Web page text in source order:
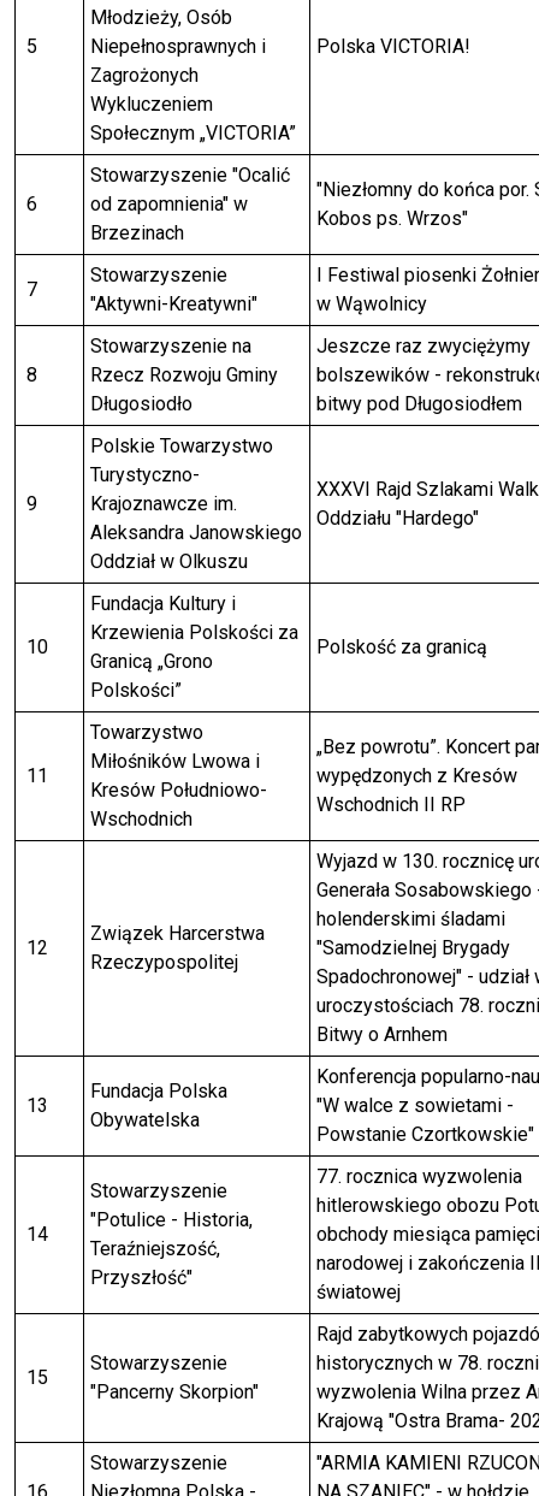
5
Młodzieży, Osób
Niepełnosprawnych i
Zagrożonych
Wykluczeniem
Społecznym „VICTORIA”
Polska VICTORIA!
6
Stowarzyszenie "Ocalić
od zapomnienia" w
Brzezinach
"Niezłomny do końca por.
Kobos ps. Wrzos"
7
Stowarzyszenie
"Aktywni-Kreatywni"
I Festiwal piosenki
w Wąwolnicy
8
Stowarzyszenie na
Rzecz Rozwoju Gminy
Długosiodło
Jeszcze raz zwyciężymy
bolszewików -
bitwy pod Długosiodłem
9
Polskie Towarzystwo
Turystyczno-
Krajoznawcze im.
Aleksandra Janowskiego
Oddział w Olkuszu
XXXVI Rajd Szlakami Walk
Oddziału "Hardego"
10
Fundacja Kultury i
Krzewienia Polskości za
Granicą „Grono
Polskości”
Polskość za granicą
11
Towarzystwo
Miłośników Lwowa i
Kresów Południowo-
Wschodnich
„Bez powrotu”. Koncert
wypędzonych z Kresów
Wschodnich II RP
12
Związek Harcerstwa
Rzeczypospolitej
Wyjazd w 130. rocznicę
Generała Sosabowskiego
holenderskimi śladami
"Samodzielnej Brygady
Spadochronowej" - udział
uroczystościach 78.
Bitwy o Arnhem
13
Fundacja Polska
Obywatelska
Konferencja popularno-
"W walce z sowietami -
Powstanie Czortkowskie"
14
Stowarzyszenie
"Potulice - Historia,
Teraźniejszość,
Przyszłość"
77. rocznica wyzwolenia
hitlerowskiego obozu
obchody miesiąca pamięci
narodowej i zakończenia
światowej
15
Stowarzyszenie
"Pancerny Skorpion"
Rajd zabytkowych
historycznych w 78.
wyzwolenia Wilna przez
Krajową "Ostra Brama-
Stowarzyszenie
"ARMIA KAMIENI